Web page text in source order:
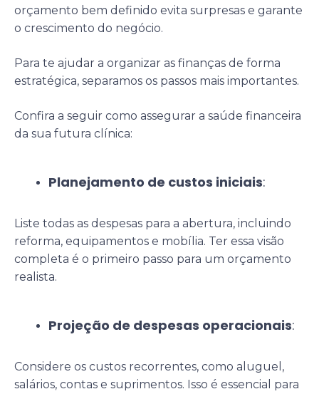
orçamento bem definido evita surpresas e garante
o crescimento do negócio.
Para te ajudar a organizar as finanças de forma
estratégica, separamos os passos mais importantes.
Confira a seguir como assegurar a saúde financeira
da sua futura clínica:
Planejamento de custos iniciais:
Liste todas as despesas para a abertura, incluindo
reforma, equipamentos e mobília. Ter essa visão
completa é o primeiro passo para um orçamento
realista.
Projeção de despesas operacionais:
Considere os custos recorrentes, como aluguel,
salários, contas e suprimentos. Isso é essencial para